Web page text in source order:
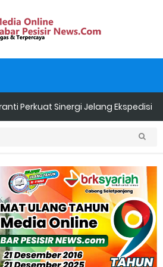
Perkuat Sinergi Jelang Ekspedisi
Mati Disaat Listrik Diberlakukan
Mesin 600 kW Diharapkan Jadi
Solusi.
Segera Buka Solusi Tambang